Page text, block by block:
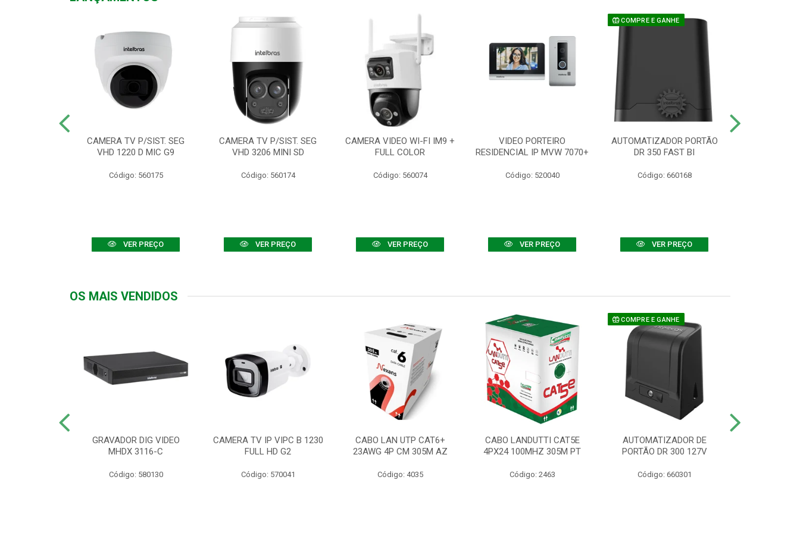
CAMERA TV P/SIST. SEG
VHD 1220 D MIC G9
Código: 560175
VER PREÇO
CAMERA TV P/SIST. SEG
VHD 3206 MINI SD
Código: 560174
VER PREÇO
CAMERA VIDEO WI-FI IM9 +
FULL COLOR
Código: 560074
VER PREÇO
VIDEO PORTEIRO
RESIDENCIAL IP MVW 7070+
Código: 520040
VER PREÇO
COMPRE E GANHE
AUTOMATIZADOR PORTÃO
DR 350 FAST BI
Código: 660168
VER PREÇO
OS MAIS VENDIDOS
GRAVADOR DIG VIDEO
MHDX 3116-C
Código: 580130
CAMERA TV IP VIPC B 1230
FULL HD G2
Código: 570041
CABO LAN UTP CAT6+
23AWG 4P CM 305M AZ
Código: 4035
CABO LANDUTTI CAT5E
4PX24 100MHZ 305M PT
Código: 2463
COMPRE E GANHE
AUTOMATIZADOR DE
PORTÃO DR 300 127V
Código: 660301